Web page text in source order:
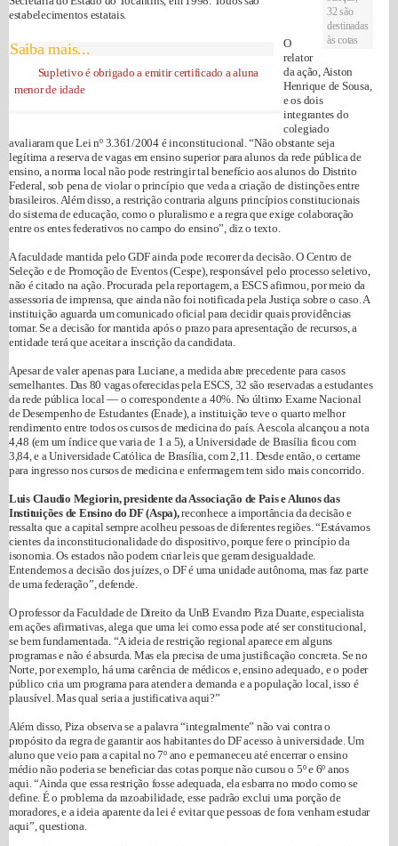
32 são
destinadas
às cotas
estabelecimentos estatais.
Saiba mais...
Supletivo é obrigado a emitir certificado a aluna
menor de idade
O
relator
da ação, Aiston
Henrique de Sousa,
e os dois
integrantes do
colegiado
avaliaram que Lei nº 3.361/2004 é inconstitucional. “Não obstante seja
legítima a reserva de vagas em ensino superior para alunos da rede pública de
ensino, a norma local não pode restringir tal benefício aos alunos do Distrito
Federal, sob pena de violar o princípio que veda a criação de distinções entre
brasileiros. Além disso, a restrição contraria alguns princípios constitucionais
do sistema de educação, como o pluralismo e a regra que exige colaboração
entre os entes federativos no campo do ensino”, diz o texto.
A faculdade mantida pelo GDF ainda pode recorrer da decisão. O Centro de
Seleção e de Promoção de Eventos (Cespe), responsável pelo processo seletivo,
não é citado na ação. Procurada pela reportagem, a ESCS afirmou, por meio da
assessoria de imprensa, que ainda não foi notificada pela Justiça sobre o caso. A
instituição aguarda um comunicado oficial para decidir quais providências
tomar. Se a decisão for mantida após o prazo para apresentação de recursos, a
entidade terá que aceitar a inscrição da candidata.
Apesar de valer apenas para Luciane, a medida abre precedente para casos
semelhantes. Das 80 vagas oferecidas pela ESCS, 32 são reservadas a estudantes
da rede pública local — o correspondente a 40%. No último Exame Nacional
de Desempenho de Estudantes (Enade), a instituição teve o quarto melhor
rendimento entre todos os cursos de medicina do país. A escola alcançou a nota
4,48 (em um índice que varia de 1 a 5), a Universidade de Brasília ficou com
3,84, e a Universidade Católica de Brasília, com 2,11. Desde então, o certame
para ingresso nos cursos de medicina e enfermagem tem sido mais concorrido.
Luis Claudio Megiorin, presidente da Associação de Pais e Alunos das
Instituições de Ensino do DF (Aspa),reconhece a importância da decisão e
ressalta que a capital sempre acolheu pessoas de diferentes regiões. “Estávamos
cientes da inconstitucionalidade do dispositivo, porque fere o princípio da
isonomia. Os estados não podem criar leis que geram desigualdade.
Entendemos a decisão dos juízes, o DF é uma unidade autônoma, mas faz parte
de uma federação”, defende.
O professor da Faculdade de Direito da UnB Evandro Piza Duarte, especialista
em ações afirmativas, alega que uma lei como essa pode até ser constitucional,
se bem fundamentada. “A ideia de restrição regional aparece em alguns
programas e não é absurda. Mas ela precisa de uma justificação concreta. Se no
Norte, por exemplo, há uma carência de médicos e, ensino adequado, e o poder
público cria um programa para atender a demanda e a população local, isso é
plausível. Mas qual seria a justificativa aqui?”
Além disso, Piza observa se a palavra “integralmente” não vai contra o
propósito da regra de garantir aos habitantes do DF acesso à universidade. Um
aluno que veio para a capital no 7º ano e permaneceu até encerrar o ensino
médio não poderia se beneficiar das cotas porque não cursou o 5º e 6º anos
aqui. “Ainda que essa restrição fosse adequada, ela esbarra no modo como se
define. É o problema da razoabilidade, esse padrão exclui uma porção de
moradores, e a ideia aparente da lei é evitar que pessoas de fora venham estudar
aqui”, questiona.